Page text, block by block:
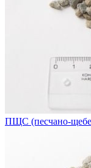
ПЩС (песчано-